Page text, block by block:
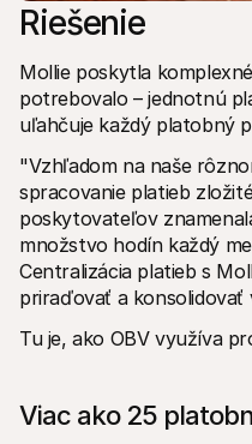
Riešenie
Mollie poskytla
potrebovalo – jednotnú
uľahčuje každý platobný
"Vzhľadom na naše
spracovanie platieb
poskytovateľov
množstvo hodín každý
Centralizácia platieb s
priraďovať a konsolidovať
Tu je, ako OBV využíva
Viac ako 25